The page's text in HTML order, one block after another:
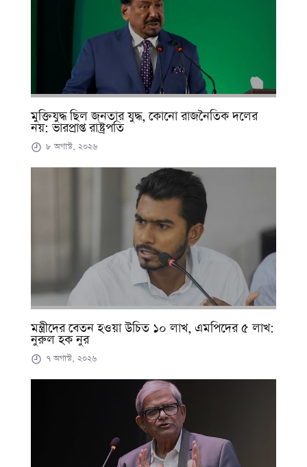
মুক্তিযুদ্ধ ছিল জনতার যুদ্ধ, কোনো রাজনৈতিক দলের
নয়: ভারপ্রাপ্ত রাষ্ট্রপতি
৮ অগাস্ট, ২০২৬
মন্ত্রীদের বেতন হওয়া উচিত ১০ লাখ, এমপিদের ৫ লাখ:
নুরুল হক নুর
৭ অগাস্ট, ২০২৬